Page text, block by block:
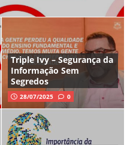
Triple Ivy – Segurança da
Informação Sem
Segredos
28/07/2025 0